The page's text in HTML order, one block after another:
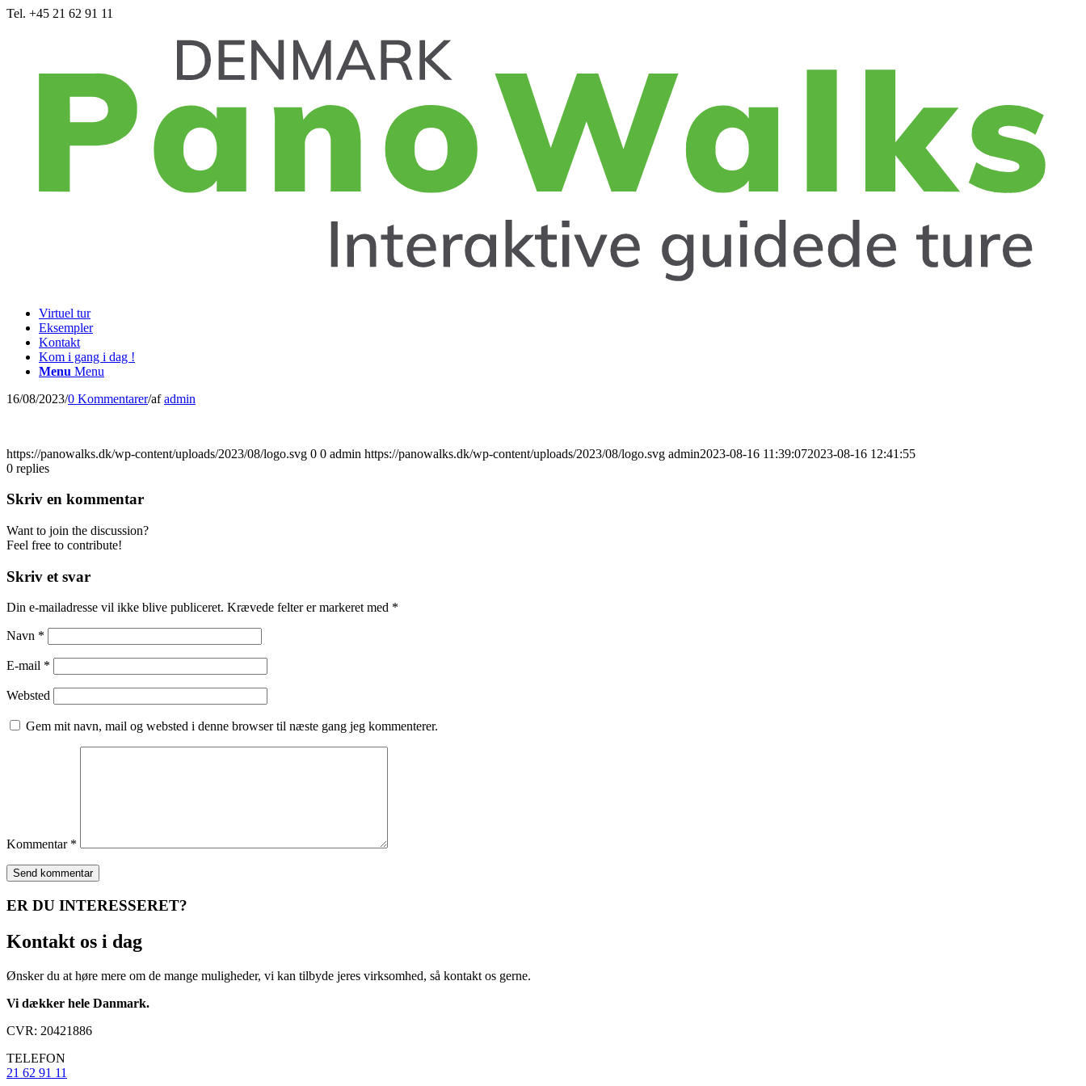
Tel. +45 21 62 91 11
Virtuel tur
Eksempler
Kontakt
Kom i gang i dag !
Menu Menu
16/08/2023/0 Kommentarer/afadmin
https://panowalks.dk/wp-content/uploads/2023/08/logo.svg 0 0 admin https://panowalks.dk/wp-content/uploads/2023/08/logo.svg admin2023-08-16 11:39:072023-08-16 12:41:55
0 replies
Skriv en kommentar
Want to join the discussion?
Feel free to contribute!
Skriv et svar
Din e-mailadresse vil ikke blive publiceret. Krævede felter er markeret med *
Navn *
E-mail *
Websted
Gem mit navn, mail og websted i denne browser til næste gang jeg kommenterer.
Kommentar *
ER DU INTERESSERET?
Kontakt os i dag
Ønsker du at høre mere om de mange muligheder, vi kan tilbyde jeres virksomhed, så kontakt os gerne.
Vi dækker hele Danmark.
​CVR: 20421886 ​
​TELEFON
21 62 91 11